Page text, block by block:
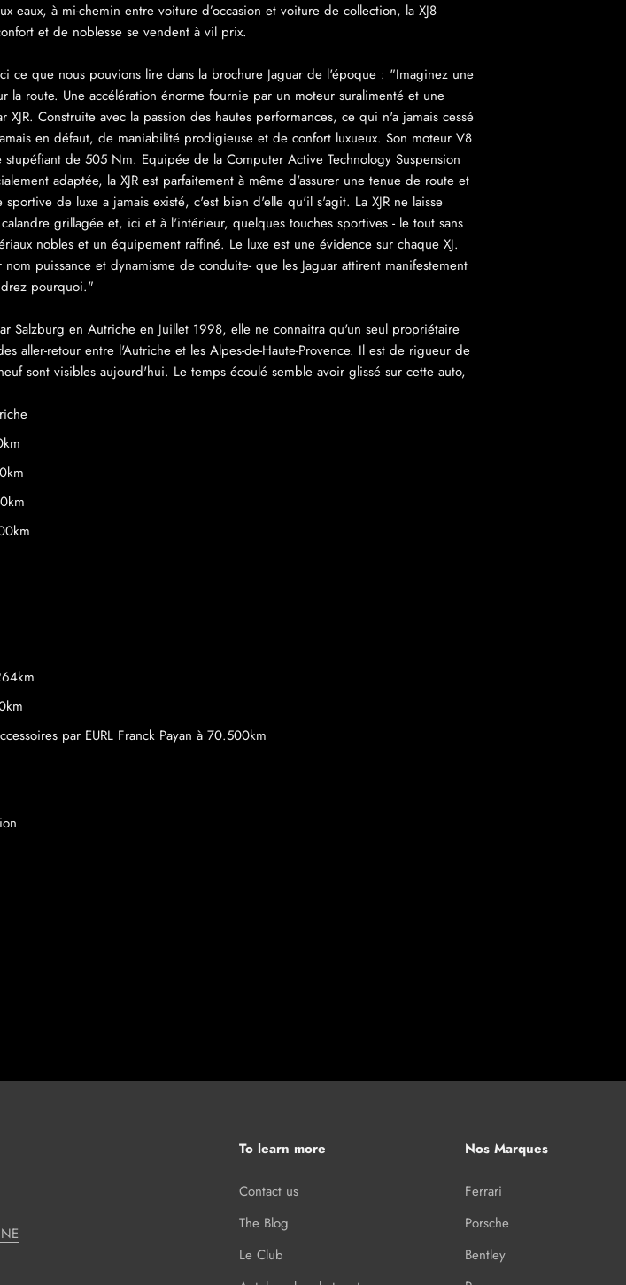
eaux, à mi-chemin entre voiture d’occasion et voiture de collection, la XJ8
et de noblesse se vendent à vil prix.
ce que nous pouvions lire dans la brochure Jaguar de l'époque : "Imaginez une
route. Une accélération énorme fournie par un moteur suralimenté et une
Construite avec la passion des hautes performances, ce qui n'a jamais cessé
en défaut, de maniabilité prodigieuse et de confort luxueux. Son moteur V8
de 505 Nm. Equipée de la Computer Active Technology Suspension
adaptée, la XJR est parfaitement à même d'assurer une tenue de route et
de luxe a jamais existé, c'est bien d'elle qu'il s'agit. La XJR ne laisse
grillagée et, ici et à l'intérieur, quelques touches sportives - le tout sans
nobles et un équipement raffiné. Le luxe est une évidence sur chaque XJ.
puissance et dynamisme de conduite- que les Jaguar attirent manifestement
pourquoi."
Salzburg en Autriche en Juillet 1998, elle ne connaitra qu'un seul propriétaire
aller-retour entre l'Autriche et les Alpes-de-Haute-Provence. Il est de rigueur de
sont visibles aujourd'hui. Le temps écoulé semble avoir glissé sur cette auto,
par EURL Franck Payan à 70.500km
To learn more
Contact us
The Blog
Le Club
Nos Marques
Ferrari
Porsche
Bentley